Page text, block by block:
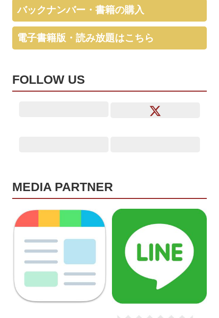
バックナンバー・書籍の購入
電子書籍版・読み放題はこちら
FOLLOW US
MEDIA PARTNER